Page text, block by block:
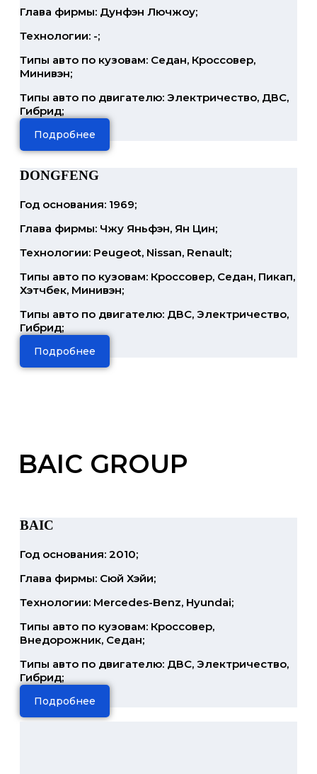
Глава фирмы: Дунфэн Лючжоу;
Технологии: -;
Типы авто по кузовам: Седан, Кроссовер,
Минивэн;
Типы авто по двигателю: Электричество, ДВС,
Гибрид;
Подробнее
DONGFENG
Год основания: 1969;
Глава фирмы: Чжу Яньфэн, Ян Цин;
Технологии: Peugeot, Nissan, Renault;
Типы авто по кузовам: Кроссовер, Седан, Пикап,
Хэтчбек, Минивэн;
Типы авто по двигателю: ДВС, Электричество,
Гибрид;
Подробнее
BAIC GROUP
BAIC
Год основания: 2010;
Глава фирмы: Сюй Хэйи;
Технологии: Mercedes-Benz, Hyundai;
Типы авто по кузовам: Кроссовер,
Внедорожник, Седан;
Типы авто по двигателю: ДВС, Электричество,
Гибрид;
Подробнее